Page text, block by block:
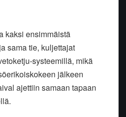
kaksi ensimmäistä
sama tie, kuljettajat
systeemillä, mikä
jälkeen
ajettiin samaan tapaan